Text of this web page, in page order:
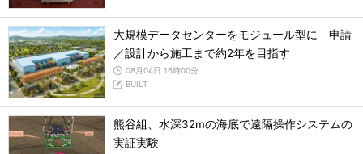
大規模データセンターをモジュール型に 申請
／設計から施工まで約2年を目指す
08月04日 16時00分
BUILT
熊谷組、水深32mの海底で遠隔操作システムの
実証実験